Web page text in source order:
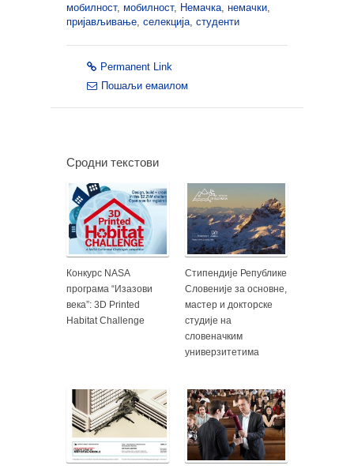
мобилност, мобилност, Немачка немачки
пријављивање селекција студенти
Permanent Link
Пошаљи емаилом
Сродни текстови
Конкурс NASA
програма “Изазови
века”: 3D Printed
Habitat Challenge
Стипендије Републике
Словеније за основне,
мастер и докторске
студије на
словеначким
универзитетима